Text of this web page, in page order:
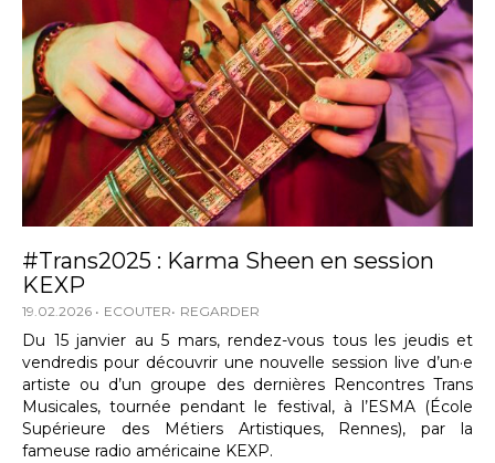
#Trans2025 : Karma Sheen en session
KEXP
19.02.2026 ECOUTER REGARDER
Du 15 janvier au 5 mars, rendez-vous tous les jeudis et
vendredis pour découvrir une nouvelle session live d’un·e
artiste ou d’un groupe des dernières Rencontres Trans
Musicales, tournée pendant le festival, à l’ESMA (École
Supérieure des Métiers Artistiques, Rennes), par la
fameuse radio américaine KEXP.